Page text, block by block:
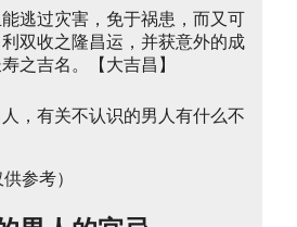
逃过灾害，免于祸患，而又可
双收之隆昌运，并获意外的成
之吉名。【大吉昌】
参考）